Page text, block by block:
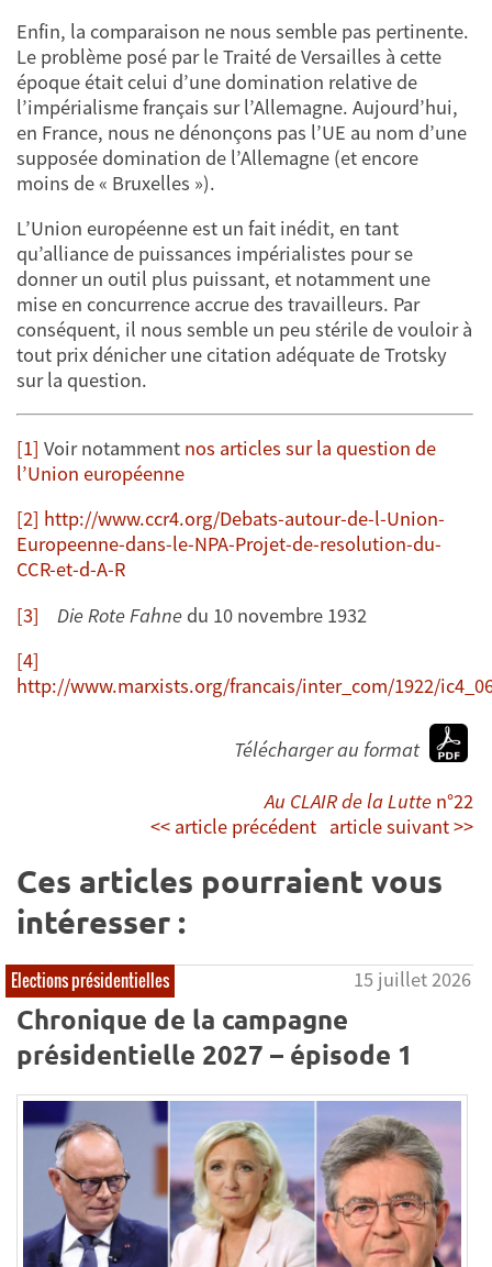
Enfin, la comparaison ne nous semble pas pertinente.
Le problème posé par le Traité de Versailles à cette
époque était celui d’une domination relative de
l’impérialisme français sur l’Allemagne. Aujourd’hui,
en France, nous ne dénonçons pas l’UE au nom d’une
supposée domination de l’Allemagne (et encore
moins de « Bruxelles »).
L’Union européenne est un fait inédit, en tant
qu’alliance de puissances impérialistes pour se
donner un outil plus puissant, et notamment une
mise en concurrence accrue des travailleurs. Par
conséquent, il nous semble un peu stérile de vouloir à
tout prix dénicher une citation adéquate de Trotsky
sur la question.
[1] Voir notamment nos articles sur la question de
l’Union européenne
[2] http://www.ccr4.org/Debats-autour-de-l-Union-
Europeenne-dans-le-NPA-Projet-de-resolution-du-
CCR-et-d-A-R
[3] Die Rote Fahne du 10 novembre 1932
[4]
http://www.marxists.org/francais/inter_com/1922/
Télécharger au format
Au CLAIR de la Lutte n°22
<< article précédent article suivant >>
Ces articles pourraient vous
intéresser :
Elections présidentielles 15 juillet 2026
Chronique de la campagne
présidentielle 2027 – épisode 1